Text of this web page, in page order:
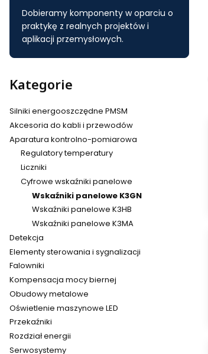
Dobieramy komponenty w oparciu o
praktykę z realnych projektów i
aplikacji przemysłowych.
Kategorie
Silniki energooszczędne PMSM
Akcesoria do kabli i przewodów
Aparatura kontrolno-pomiarowa
Regulatory temperatury
Liczniki
Cyfrowe wskaźniki panelowe
Wskaźniki panelowe K3GN
Wskaźniki panelowe K3HB
Wskaźniki panelowe K3MA
Detekcja
Elementy sterowania i sygnalizacji
Falowniki
Kompensacja mocy biernej
Obudowy metalowe
Oświetlenie maszynowe LED
Przekaźniki
Rozdział energii
Serwosystemy